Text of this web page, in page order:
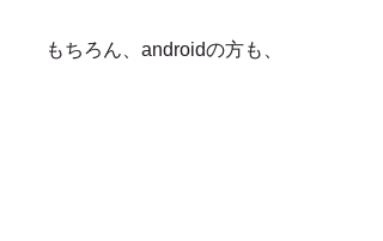
もちろん、androidの方も、